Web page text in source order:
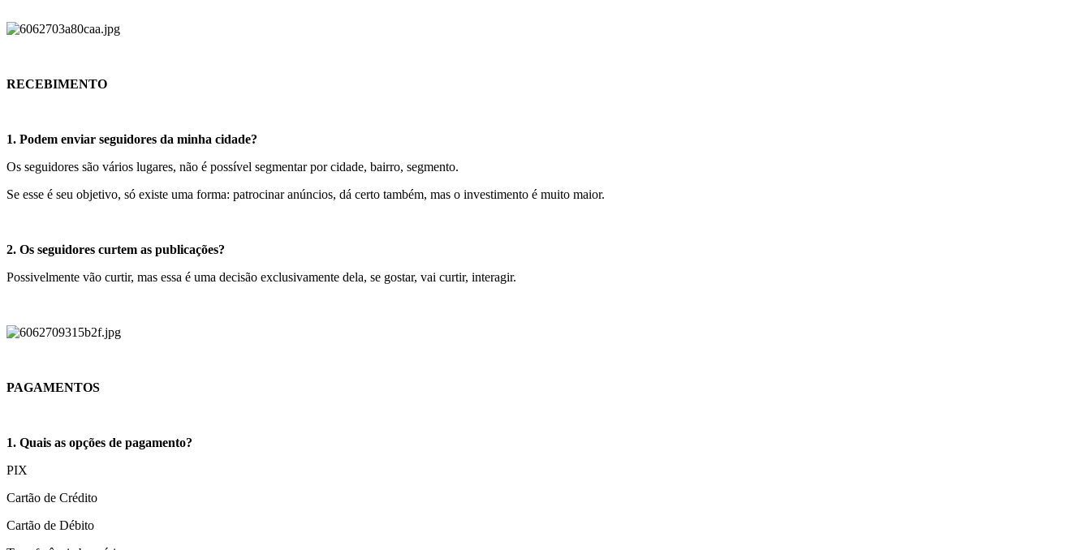
RECEBIMENTO
1. Podem enviar seguidores da minha cidade?
Os seguidores são vários lugares, não é possível segmentar por cidade, bairro, segmento.
Se esse é seu objetivo, só existe uma forma: patrocinar anúncios, dá certo também, mas o investimento é muito maior.
2. Os seguidores curtem as publicações?
Possivelmente vão curtir, mas essa é uma decisão exclusivamente dela, se gostar, vai curtir, interagir.
PAGAMENTOS
1. Quais as opções de pagamento?
PIX
Cartão de Crédito
Cartão de Débito